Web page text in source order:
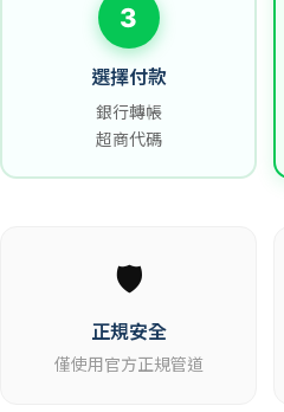
3
選擇付款
銀行轉帳
超商代碼
🛡️
正規安全
僅使用官方正規管道